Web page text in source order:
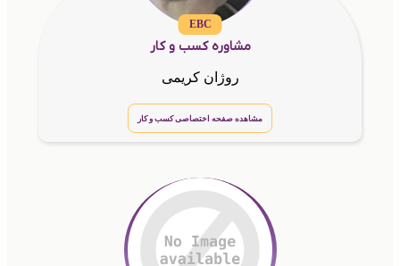
EBC
مشاوره کسب و کار
روژان کریمی
مشاهده صفحه اختصاصی کسب و کار